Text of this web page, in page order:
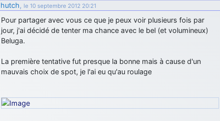
fox_50: Bonjour, certains parmis vous étaient-ils présent au
meeting de Lann Bihoué de 2026 ?
cachée dans les pins
: Coucou et excellente année 2026 à tous et
au site!
jericho: Bonne année et tous mes meilleurs voeux à tous pour
2026 !
jericho: Merci D9pouces, à mon tour de souhaiter un Joyeux Noël
hutch, le 10 septembre 2012 20:21
Pour partager avec vous ce que je peux voir plusieurs fois par
jour, j'ai décidé de tenter ma chance avec le bel (et volumineux)
Beluga.
La première tentative fut presque la bonne mais à cause d'un
mauvais choix de spot, je l'ai eu qu'au roulage